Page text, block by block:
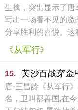
生擒，突出显示了唐
写出一场看不见的激
分享胜利的喜悦。这
《从军行》
15. 黄沙百战穿金
唐·王昌龄《从军行
名，卫叫鄯善国,在